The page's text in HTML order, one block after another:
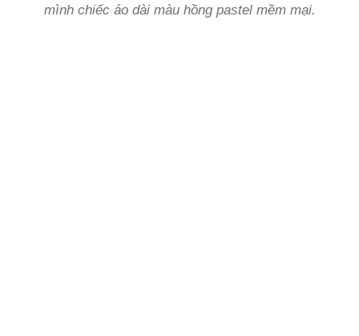
mình chiếc áo dài màu hồng pastel mềm mại.